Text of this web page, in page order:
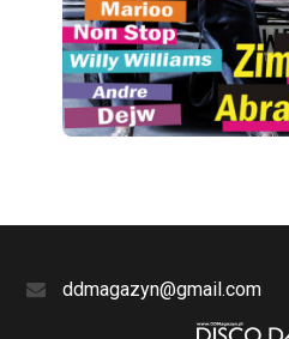
ddmagazyn@gmail.com